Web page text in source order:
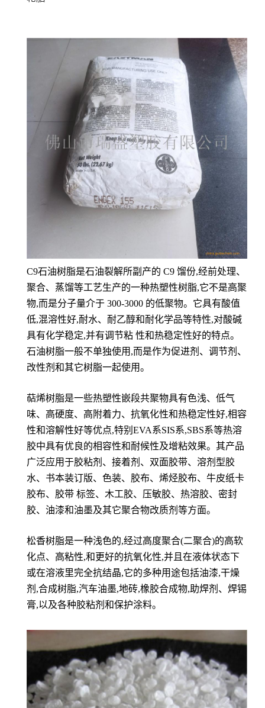
C9石油树脂是石油裂解所副产的 C9 馏份,经前处理、
聚合、蒸馏等工艺生产的一种热塑性树脂,它不是高聚
物,而是分子量介于 300-3000 的低聚物。它具有酸值
低,混溶性好,耐水、耐乙醇和耐化学品等特性,对酸碱
具有化学稳定,并有调节粘 性和热稳定性好的特点。
石油树脂一般不单独使用,而是作为促进剂、调节剂、
改性剂和其它树脂一起使用。
萜烯树脂是一些热塑性嵌段共聚物具有色浅、低气
味、高硬度、高附着力、抗氧化性和热稳定性好,相容
性和溶解性好等优点,特别EVA系SIS系,SBS系等热溶
胶中具有优良的相容性和耐候性及增粘效果。其产品
广泛应用于胶粘剂、接着剂、双面胶带、溶剂型胶
水、书本装订版、色装、胶布、烯烃胶布、牛皮纸卡
胶布、胶带 标签、木工胶、压敏胶、热溶胶、密封
胶、油漆和油墨及其它聚合物改质剂等方面。
松香树脂是一种浅色的,经过高度聚合(二聚合)的高软
化点、高粘性,和更好的抗氧化性,并且在液体状态下
或在溶液里完全抗结晶,它的多种用途包括油漆,干燥
剂,合成树脂,汽车油墨,地砖,橡胶合成物,助焊剂、焊锡
膏,以及各种胶粘剂和保护涂料。